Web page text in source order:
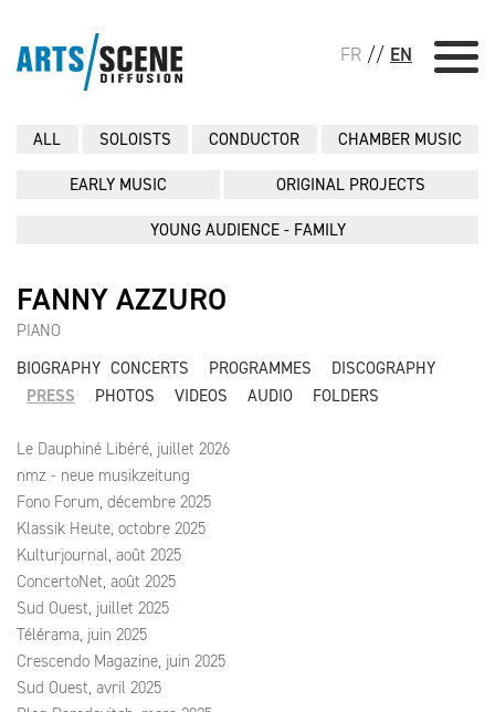
FR // EN
ALL SOLOISTS CONDUCTOR CHAMBER MUSIC
EARLY MUSIC ORIGINAL PROJECTS
YOUNG AUDIENCE - FAMILY
FANNY AZZURO
PIANO
BIOGRAPHY CONCERTS PROGRAMMES
DISCOGRAPHY
PRESS
PHOTOS VIDEOS AUDIO FOLDERS
Le Dauphiné Libéré, juillet 2026
nmz - neue musikzeitung
Fono Forum, décembre 2025
Klassik Heute, octobre 2025
Kulturjournal, août 2025
ConcertoNet, août 2025
Sud Ouest, juillet 2025
Télérama, juin 2025
Crescendo Magazine, juin 2025
Sud Ouest, avril 2025